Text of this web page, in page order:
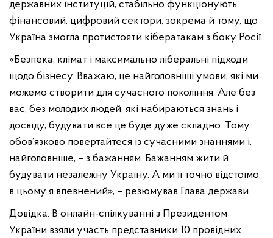
державних інституцій, стабільно функціонують
фінансовий, цифровий сектори, зокрема й тому, що
Україна змогла протистояти кібератакам з боку Росії.
«Безпека, клімат і максимально ліберальні підходи
щодо бізнесу. Вважаю, це найголовніші умови, які ми
можемо створити для сучасного покоління. Але без
вас, без молодих людей, які набираються знань і
досвіду, будувати все це буде дуже складно. Тому
обов’язково повертайтеся із сучасними знаннями і,
найголовніше, – з бажанням. Бажанням жити й
будувати незалежну Україну. А ми її точно відстоїмо,
в цьому я впевнений», – резюмував Глава держави.
Довідка. В онлайн-спілкуванні з Президентом
України взяли участь представники 10 провідних